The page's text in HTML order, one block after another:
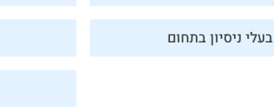
בעלי ניסיון בתחום